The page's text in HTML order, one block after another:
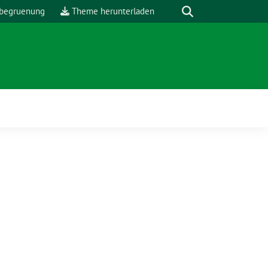
Theme herunterladen Suche